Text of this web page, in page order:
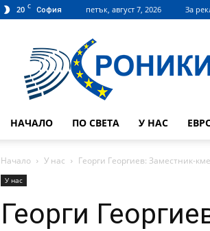
20 C София петък, август 7, 2026 За
НАЧАЛО ПО СВЕТА У НАС
Начало У нас Георги Георгиев: Заместник-
У нас
Георги